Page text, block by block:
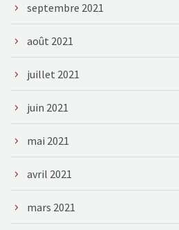
septembre 2021
août 2021
juillet 2021
juin 2021
mai 2021
avril 2021
mars 2021